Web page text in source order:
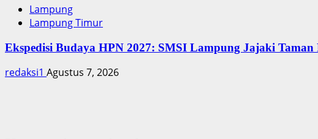
Lampung
Lampung Timur
Ekspedisi Budaya HPN 2027: SMSI Lampung Jajaki
redaksi1 Agustus 7, 2026